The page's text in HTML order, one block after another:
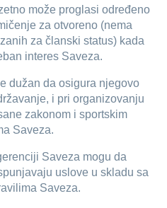
može proglasi određeno
za otvoreno (nema
za članski status) kada
interes Saveza.
dužan da osigura njegovo
i pri organizovanju
zakonom i sportskim
Saveza.
Saveza mogu da
uslove u skladu sa
Saveza.